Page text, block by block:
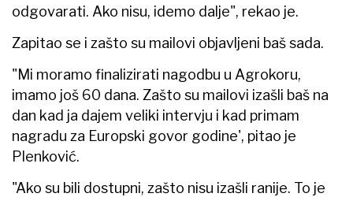
odgovarati. Ako nisu, idemo dalje", rekao je.
Zapitao se i zašto su mailovi objavljeni baš sada.
"Mi moramo finalizirati nagodbu u Agrokoru,
imamo još 60 dana. Zašto su mailovi izašli baš na
dan kad ja dajem veliki intervju i kad primam
nagradu za Europski govor godine', pitao je
Plenković.
"Ako su bili dostupni, zašto nisu izašli ranije. To je